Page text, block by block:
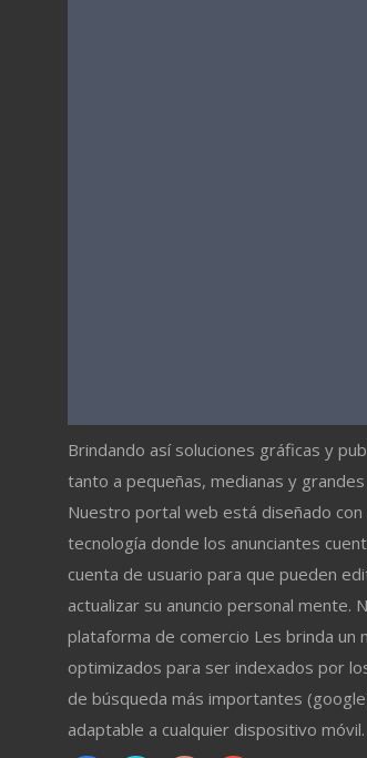
Brindando así soluciones gráficas y
tanto a pequeñas, medianas y
Nuestro portal web está diseñado con
tecnología donde los anunciantes
cuenta de usuario para que pueden
actualizar su anuncio personal mente.
plataforma de comercio Les brinda un
optimizados para ser indexados por
de búsqueda más importantes
adaptable a cualquier dispositivo móvil.